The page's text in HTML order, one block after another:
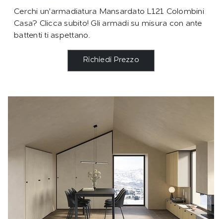
Cerchi un'armadiatura Mansardato L121 Colombini
Casa? Clicca subito! Gli armadi su misura con ante
battenti ti aspettano.
Richiedi Prezzo